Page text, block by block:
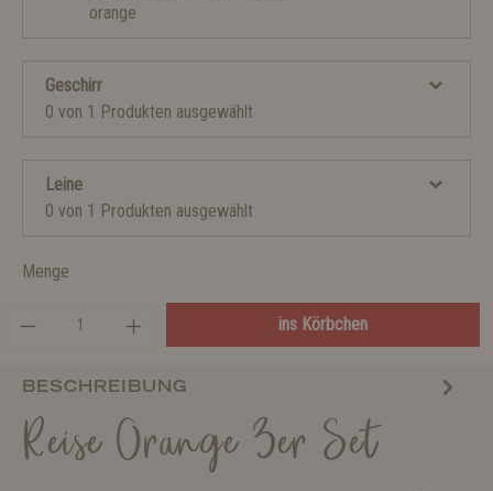
orange
Geschirr
0 von 1 Produkten ausgewählt
Leine
0 von 1 Produkten ausgewählt
Menge
ins Körbchen
BESCHREIBUNG
Reise Orange 3er Set